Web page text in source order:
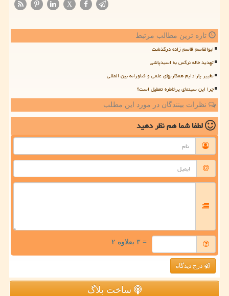
X
تازه ترین مطالب مرتبط
ابوالقاسم قاسم زاده درگذشت
تهدید خاله نرگس به اسیدپاشی
تغییر پارادایم همکاریهای علمی و فناورانه بین المللی
چرا این سینمای پرخاطره تعطیل است؟
نظرات بینندگان در مورد این مطلب
لطفا شما همنظر دهید
= ۳ بعلاوه ۲
درج دیدگاه
ساخت بلاگ